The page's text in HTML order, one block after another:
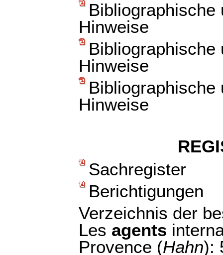
Bibliographische
Hinweise
Bibliographische
Hinweise
Bibliographische
Hinweise
Sachregister
Berichtigungen
Verzeichnis der
Les agents
Provence (Hahn):